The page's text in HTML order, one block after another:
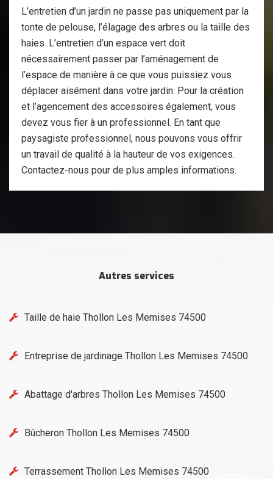
L’entretien d’un jardin ne passe pas uniquement par la
tonte de pelouse, l’élagage des arbres ou la taille des
haies. L’entretien d’un espace vert doit
nécessairement passer par l’aménagement de
l’espace de manière à ce que vous puissiez vous
déplacer aisément dans votre jardin. Pour la création
et l’agencement des accessoires également, vous
devez vous fier à un professionnel. En tant que
paysagiste professionnel, nous pouvons vous offrir
un travail de qualité à la hauteur de vos exigences.
Contactez-nous pour de plus amples informations.
Autres services
Taille de haie Thollon Les Memises 74500
Entreprise de jardinage Thollon Les Memises 74500
Abattage d'arbres Thollon Les Memises 74500
Bûcheron Thollon Les Memises 74500
Terrassement Thollon Les Memises 74500